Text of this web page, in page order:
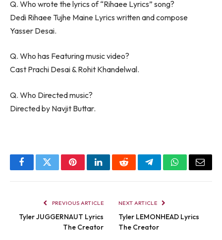
Q. Who wrote the lyrics of “Rihaee Lyrics” song?
Dedi Rihaee Tujhe Maine Lyrics written and compose
Yasser Desai.
Q. Who has Featuring music video?
Cast Prachi Desai & Rohit Khandelwal.
Q. Who Directed music?
Directed by Navjit Buttar.
FacebookTwitterPinterestLinkedInRedditTelegramWhatsApp
Email
PREVIOUS ARTICLE
Tyler JUGGERNAUT Lyrics
The Creator
NEXT ARTICLE
Tyler LEMONHEAD Lyrics
The Creator